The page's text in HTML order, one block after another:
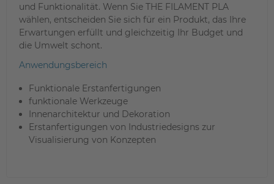
und Funktionalität. Wenn Sie THE FILAMENT PLA
wählen, entscheiden Sie sich für ein Produkt, das Ihre
Erwartungen erfüllt und gleichzeitig Ihr Budget und
die Umwelt schont.
Anwendungsbereich
Funktionale Erstanfertigungen
funktionale Werkzeuge
Innenarchitektur und Dekoration
Erstanfertigungen von Industriedesigns zur
Visualisierung von Konzepten